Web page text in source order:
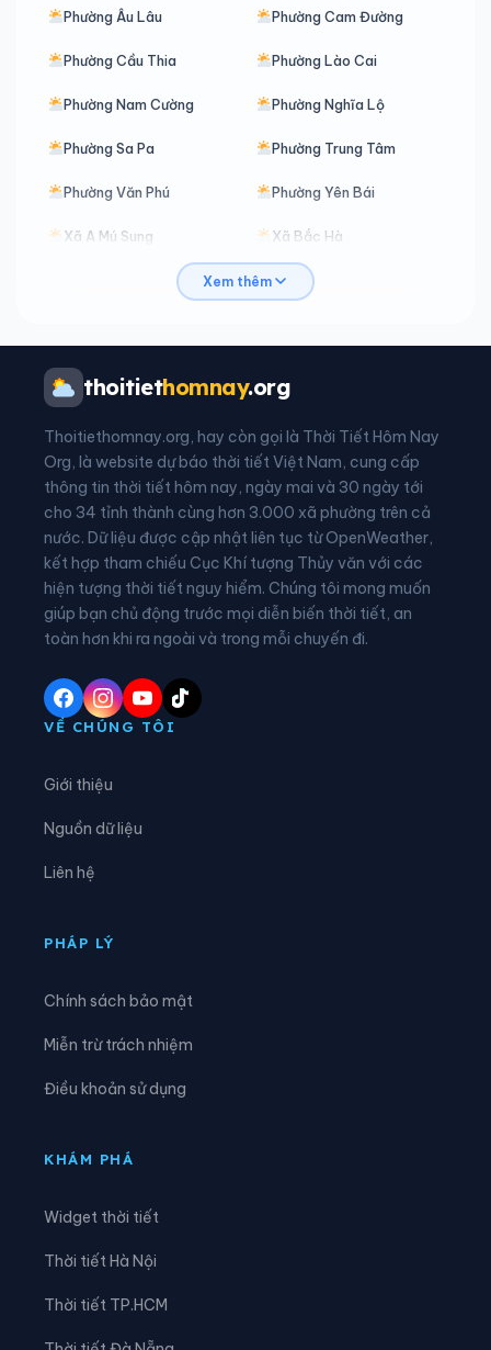
Phường Âu Lâu Phường Cam Đường
Phường Cầu Thia Phường Lào Cai
Phường Nam Cường Phường Nghĩa Lộ
Phường Sa Pa Phường Trung Tâm
Phường Văn Phú Phường Yên Bái
Xã A Mú Sung Xã Bắc Hà
Xã Bản Lầu
Xã Bảo Ái
Xã Bảo Nhai
Xã Bảo Yên Xã Bát Xát
Xã Cảm Nhân Xã Cao Sơn
Xã Cát Thịnh Xã Chấn Thịnh
Xã Châu Quế Xã Chế Tạo
Xã Chiềng Ken Xã Cốc Lầu
Xã Cốc San
Xã Đông Cuông
Xã Lâm Giang
Xã Mù Cang Chải
Xem thêm
thoitiethomnay.org
Thoitiethomnay.org, hay còn gọi là Thời Tiết Hôm Nay
Org, là website dự báo thời tiết Việt Nam, cung cấp
thông tin thời tiết hôm nay, ngày mai và 30 ngày tới
cho 34 tỉnh thành cùng hơn 3.000 xã phường trên cả
nước. Dữ liệu được cập nhật liên tục từ OpenWeather,
kết hợp tham chiếu Cục Khí tượng Thủy văn với các
hiện tượng thời tiết nguy hiểm. Chúng tôi mong muốn
giúp bạn chủ động trước mọi diễn biến thời tiết, an
toàn hơn khi ra ngoài và trong mỗi chuyến đi.
VỀ CHÚNG TÔI
Giới thiệu
Nguồn dữ liệu
Liên hệ
PHÁP LÝ
Chính sách bảo mật
Miễn trừ trách nhiệm
Điều khoản sử dụng
KHÁM PHÁ
Widget thời tiết
Thời tiết Hà Nội
Thời tiết TP.HCM